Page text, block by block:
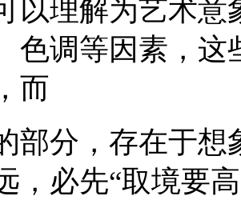
以理解为艺术意
色调等因素，这
而
部分，存在于
，必先“取境要